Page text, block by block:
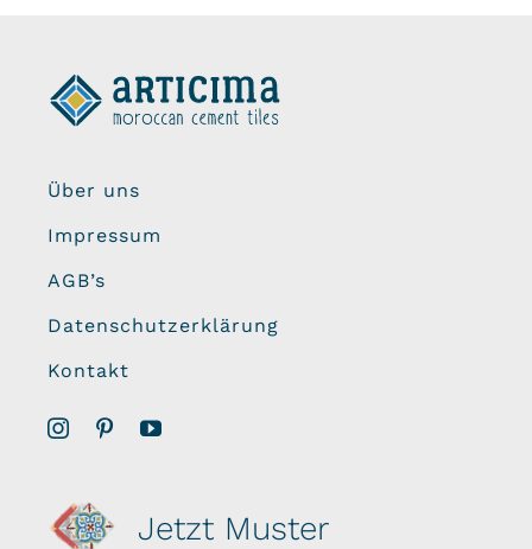
Über uns
Impressum
AGB’s
Datenschutzerklärung
Kontakt
Jetzt Muster